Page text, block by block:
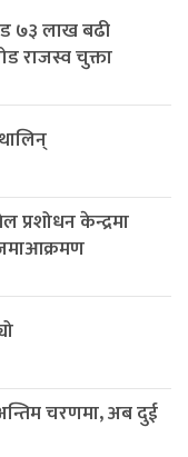
७३ लाख बढी
राजस्व चुक्ता
प्रशोधन केन्द्रमा
चरणमा, अब दुई